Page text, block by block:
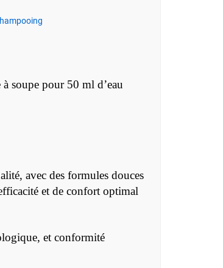
soupe pour 50 ml d’eau
avec des formules douces
et de confort optimal
et conformité